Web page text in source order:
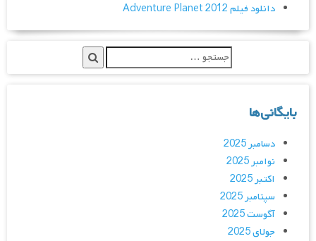
دانلود فیلم Adventure Planet 2012
بایگانی‌ها
دسامبر 2025
نوامبر 2025
اکتبر 2025
سپتامبر 2025
آگوست 2025
جولای 2025